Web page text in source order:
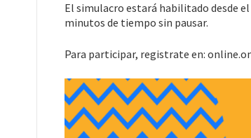
El simulacro estará habilitado desde
minutos de tiempo sin pausar.
Para participar, registrate en: